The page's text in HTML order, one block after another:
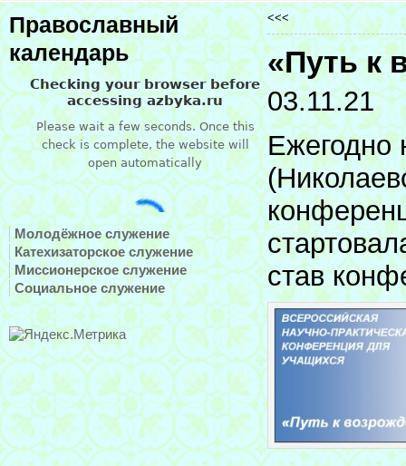
Православный
календарь
Молодёжное служение
Катехизаторское служение
Миссионерское служение
Социальное служение
<<<
«Путь к
03.11.21
Ежегодно
став